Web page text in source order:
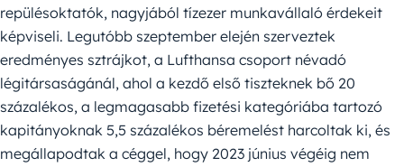
repülésoktatók, nagyjából tízezer munkavállaló érdekeit
képviseli. Legutóbb szeptember elején szerveztek
eredményes sztrájkot, a Lufthansa csoport névadó
légitársaságánál, ahol a kezdő első tiszteknek bő 20
százalékos, a legmagasabb fizetési kategóriába tartozó
kapitányoknak 5,5 százalékos béremelést harcoltak ki, és
megállapodtak a céggel, hogy 2023 június végéig nem